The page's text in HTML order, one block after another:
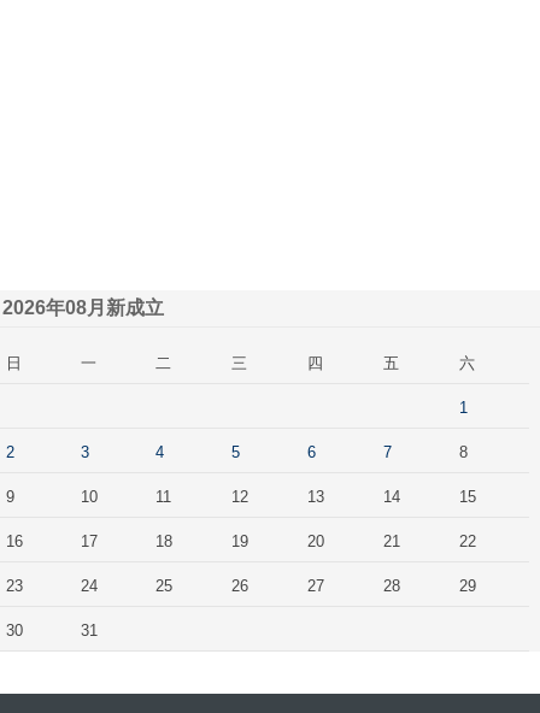
2026年08月新成立
日 一 二 三 四 五 六
1
2 3 4 5 6 7 8
9 10 11 12 13 14 15
16 17 18 19 20 21 22
23 24 25 26 27 28 29
30 31